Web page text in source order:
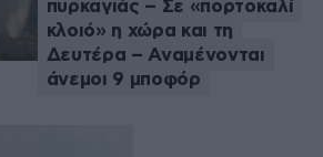
πυρκαγιάς – Σε «πορτοκαλί
κλοιό» η χώρα και τη
Δευτέρα – Αναμένονται
άνεμοι 9 μποφόρ